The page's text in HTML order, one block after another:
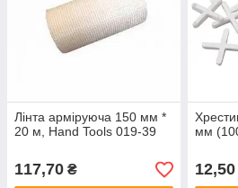
Лінта арміруюча 150 мм *
20 м, Hand Tools 019-39
117,70 ₴
мм
12,50